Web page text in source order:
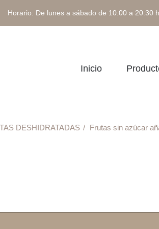
De lunes a sábado de 10:00 a 20:30
Inicio
DESHIDRATADAS Frutas sin azúcar